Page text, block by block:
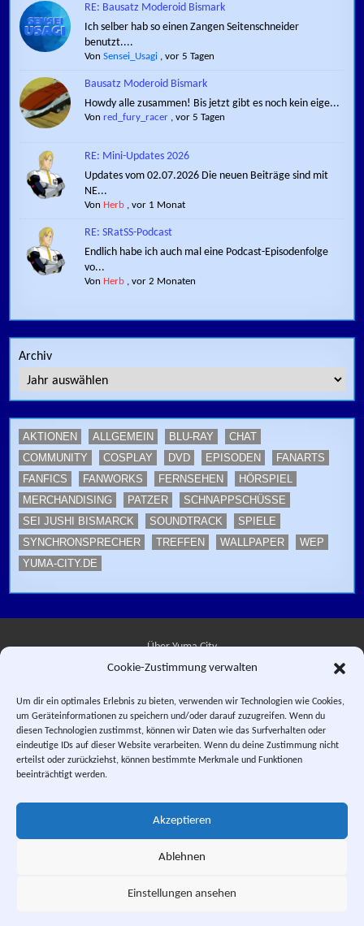
Cookie-Zustimmung verwalten
Um dir ein optimales Erlebnis zu bieten, verwenden wir Technologien wie Cookies,
um Geräteinformationen zu speichern und/oder darauf zuzugreifen. Wenn du
diesen Technologien zustimmst, können wir Daten wie das Surfverhalten oder
eindeutige IDs auf dieser Website verarbeiten. Wenn du deine Zustimmung nicht
erteilst oder zurückziehst, können bestimmte Merkmale und Funktionen
beeinträchtigt werden.
Akzeptieren
Ablehnen
Einstellungen ansehen
RE: Bausatz Moderoid Bismark
Ich selber hab so einen Zangen Seitenschneider
benutzt....
VonSensei_Usagi ,vor 5 Tagen
Bausatz Moderoid Bismark
Howdy alle zusammen! Bis jetzt gibt es noch kein eige...
Vonred_fury_racer ,vor 5 Tagen
RE: Mini-Updates 2026
Updates vom 02.07.2026 Die neuen Beiträge sind mit
NE...
Von Herb ,vor 1 Monat
RE: SRatSS-Podcast
Endlich habe ich auch mal eine Podcast-Episodenfolge
vo...
Von Herb ,vor 2 Monaten
Archiv
AKTIONEN ALLGEMEIN BLU-RAY
CHAT
COMMUNITY
COSPLAY DVD EPISODEN
FANARTS
FANFICS
FANWORKS FERNSEHEN
HÖRSPIEL
MERCHANDISING
PATZER
SCHNAPPSCHÜSSE
SEI JUSHI BISMARCK
SOUNDTRACK
SPIELE
SYNCHRONSPRECHER
TREFFEN WALLPAPER
WEP
YUMA-CITY.DE
Über Yuma City
Datenschutzerklärung
Impressum
Instagram
E-Mail
RSS-Feed
Bismarck" © 1984 PIERROT.
stated, © Yuma City.